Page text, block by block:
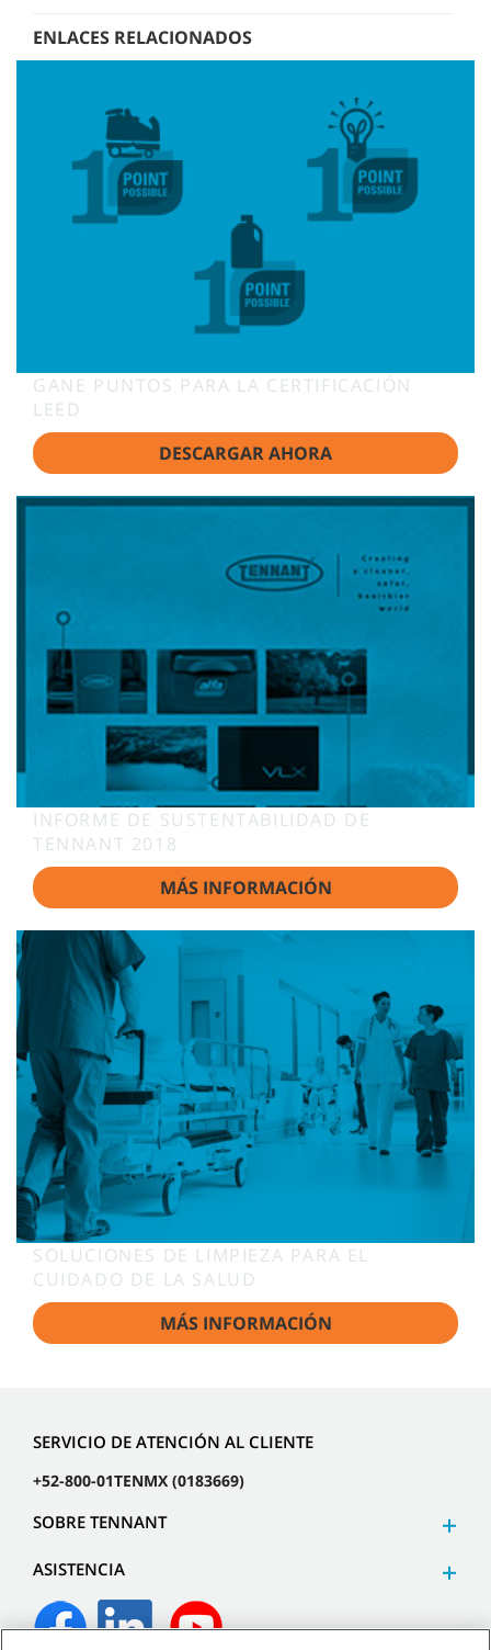
ENLACES RELACIONADOS
GANE PUNTOS PARA LA CERTIFICACIÓN
LEED
DESCARGAR AHORA
INFORME DE SUSTENTABILIDAD DE
TENNANT 2018
MÁS INFORMACIÓN
SOLUCIONES DE LIMPIEZA PARA EL
CUIDADO DE LA SALUD
MÁS INFORMACIÓN
SERVICIO DE ATENCIÓN AL CLIENTE
+52-800-01TENMX (0183669)
SOBRE TENNANT
ASISTENCIA